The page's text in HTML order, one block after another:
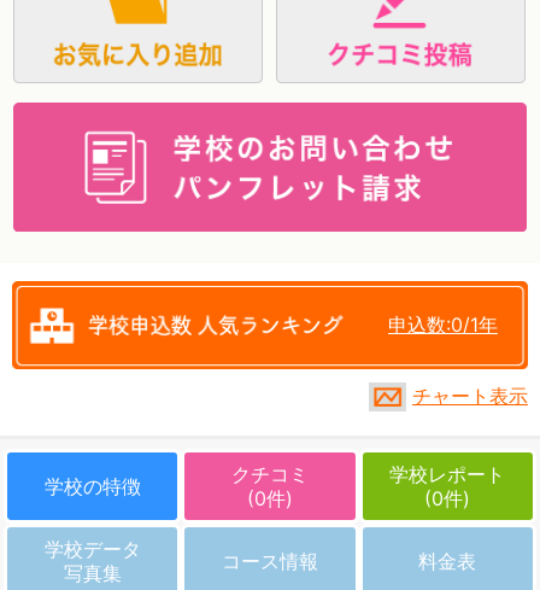
申込数:0/1年
チャート表示
学校の特徴
クチコミ
(0件)
学校レポート
(0件)
学校データ
写真集
コース情報 料金表